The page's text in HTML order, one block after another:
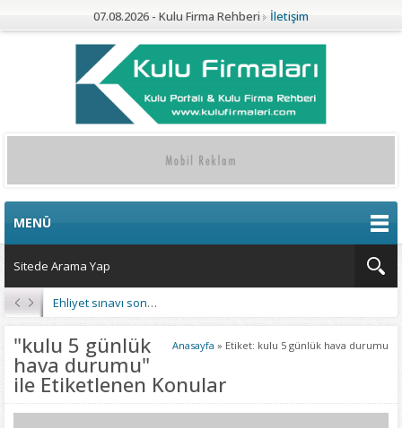
07.08.2026 - Kulu Firma Rehberi İletişim
MENÜ
Ehliyet sınavı sonuçları açıklandı
Anasayfa » Etiket: kulu 5 günlük hava durumu
"kulu 5 günlük
hava durumu"
ile Etiketlenen Konular